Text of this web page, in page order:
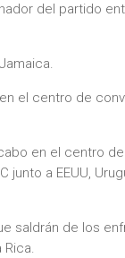
del partido
el centro de
en el centro
a EEUU,
saldrán de los